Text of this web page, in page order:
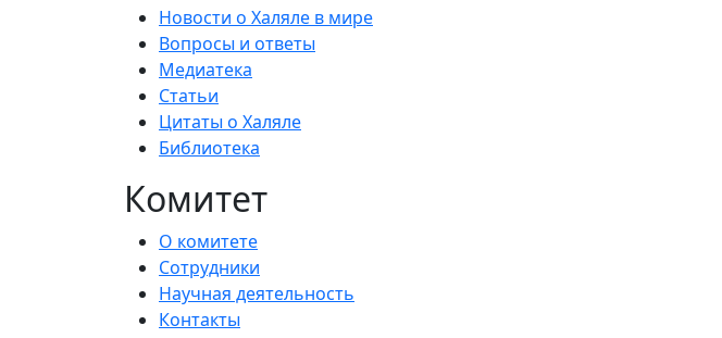
Новости о Халяле в мире
Вопросы и ответы
Медиатека
Статьи
Цитаты о Халяле
Библиотека
Комитет
О комитете
Сотрудники
Научная деятельность
Контакты